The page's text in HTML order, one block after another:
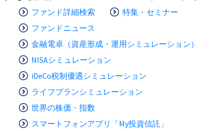
ファンド詳細検索
特集・セミナー
ファンドニュース
金融電卓（資産形成・運用シミュレーション）
NISAシミュレーション
iDeCo税制優遇シミュレーション
ライフプランシミュレーション
世界の株価・指数
スマートフォンアプリ「My投資信託」